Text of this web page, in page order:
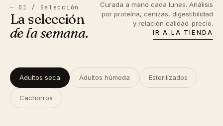
— 01 / Selección
La selección
de la semana.
Curada a mano cada lunes. Análisis
por proteína, cenizas, digestibilidad
y relación calidad-precio.
IR A LA TIENDA
Adultos seca Adultos húmeda Esterilizados
Cachorros